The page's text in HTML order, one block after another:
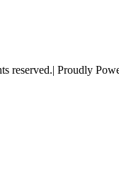
reserved.| Proudly